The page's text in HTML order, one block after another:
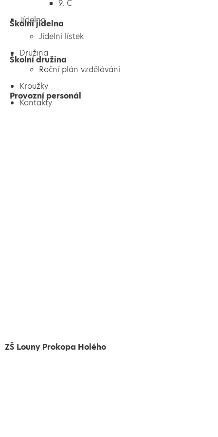
9. C
Jídelna
Jídelní lístek
Družina
Roční plán vzdělávání
Kroužky
Kontakty
Školní jídelna
Školní družina
Provozní personál
ZŠ Louny Prokopa Holého